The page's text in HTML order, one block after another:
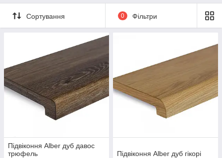
нестандартний.
Розміри підвіконь Alber
розмір. При цьому максимальна ширина може бути до 1100
мм, довжина 4800 мм
Сортування 0 Фільтри
Підвіконня Alber дуб давос
трюфель
Підвіконня Alber дуб гікорі